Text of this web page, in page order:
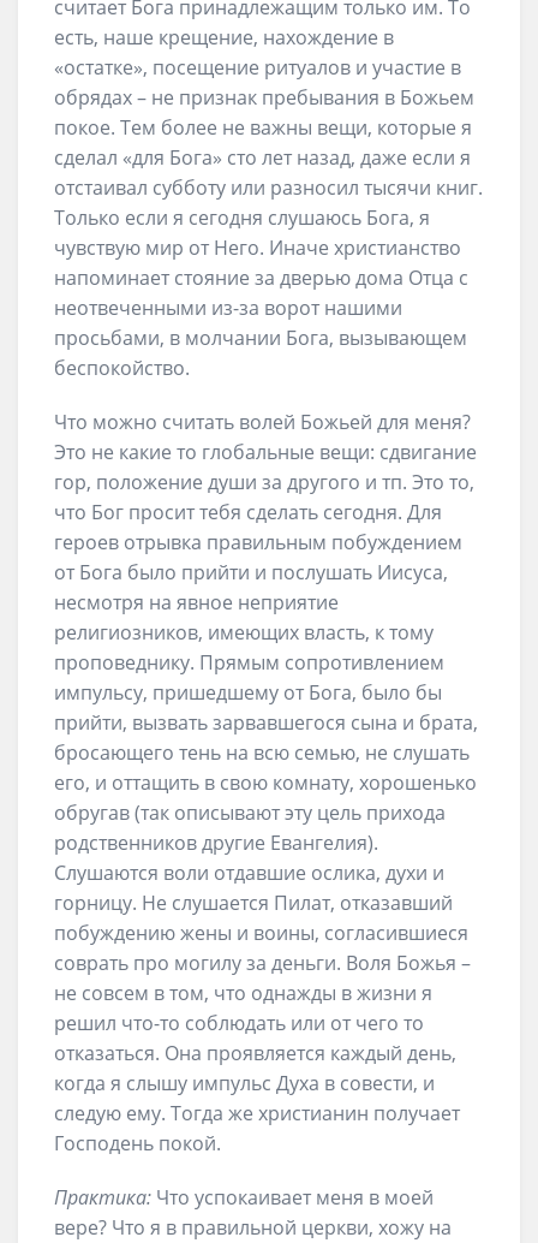
считает Бога принадлежащим только им. То
есть, наше крещение, нахождение в
«остатке», посещение ритуалов и участие в
обрядах – не признак пребывания в Божьем
покое. Тем более не важны вещи, которые я
сделал «для Бога» сто лет назад, даже если я
отстаивал субботу или разносил тысячи книг.
Только если я сегодня слушаюсь Бога, я
чувствую мир от Него. Иначе христианство
напоминает стояние за дверью дома Отца с
неотвеченными из-за ворот нашими
просьбами, в молчании Бога, вызывающем
беспокойство.
Что можно считать волей Божьей для меня?
Это не какие то глобальные вещи: сдвигание
гор, положение души за другого и тп. Это то,
что Бог просит тебя сделать сегодня. Для
героев отрывка правильным побуждением
от Бога было прийти и послушать Иисуса,
несмотря на явное неприятие
религиозников, имеющих власть, к тому
проповеднику. Прямым сопротивлением
импульсу, пришедшему от Бога, было бы
прийти, вызвать зарвавшегося сына и брата,
бросающего тень на всю семью, не слушать
его, и оттащить в свою комнату, хорошенько
обругав (так описывают эту цель прихода
родственников другие Евангелия).
Слушаются воли отдавшие ослика, духи и
горницу. Не слушается Пилат, отказавший
побуждению жены и воины, согласившиеся
соврать про могилу за деньги. Воля Божья –
не совсем в том, что однажды в жизни я
решил что-то соблюдать или от чего то
отказаться. Она проявляется каждый день,
когда я слышу импульс Духа в совести, и
следую ему. Тогда же христианин получает
Господень покой.
Практика: Что успокаивает меня в моей
вере? Что я в правильной церкви, хожу на